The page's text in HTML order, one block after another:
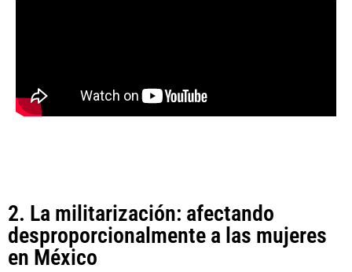
2. La militarización: afectando
desproporcionalmente a las mujeres
en México